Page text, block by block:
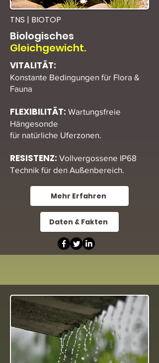
TNS | BIOTOP
Biologisches
Gleichgewicht.
VITALITÄT:
Konstante Bedingungen für Flora &
Fauna
FLEXIBILITÄT: Wartungsfreie
Hängesonde
für natürliche Uferzonen.
RESISTENZ: Vollvergossene IP68
Technik für den Außenbereich.
Mehr Erfahren
Daten & Fakten